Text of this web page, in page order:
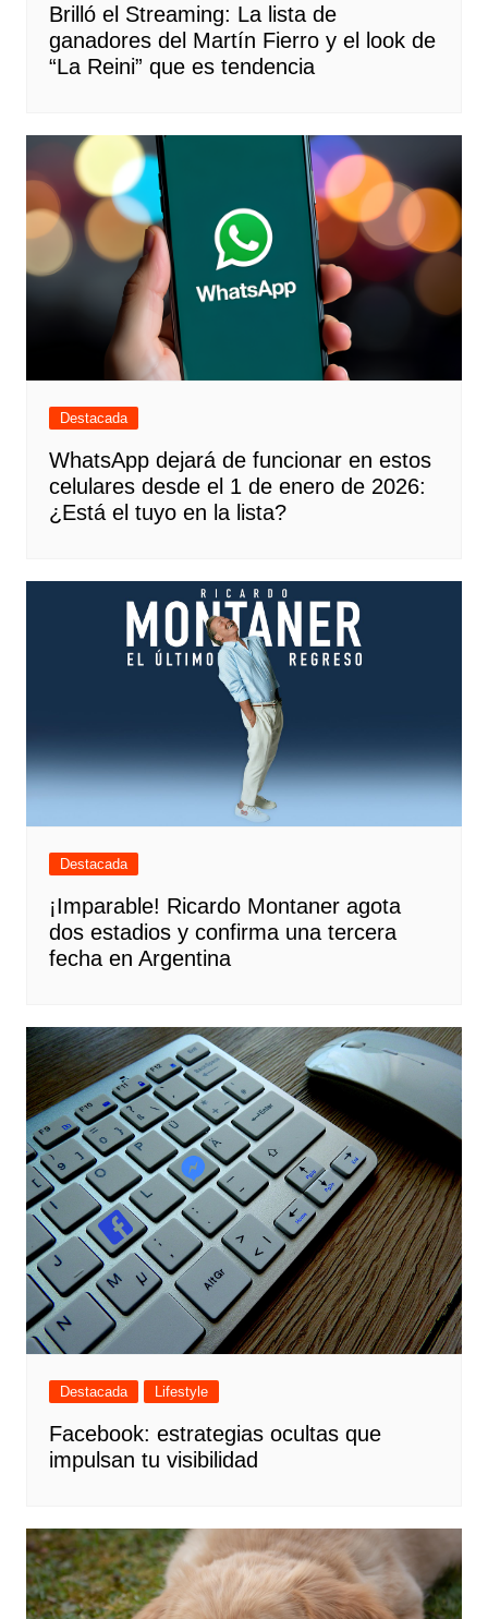
Brilló el Streaming: La lista de
ganadores del Martín Fierro y el look de
“La Reini” que es tendencia
Destacada
WhatsApp dejará de funcionar en estos
celulares desde el 1 de enero de 2026:
¿Está el tuyo en la lista?
Destacada
¡Imparable! Ricardo Montaner agota
dos estadios y confirma una tercera
fecha en Argentina
Destacada Lifestyle
Facebook: estrategias ocultas que
impulsan tu visibilidad